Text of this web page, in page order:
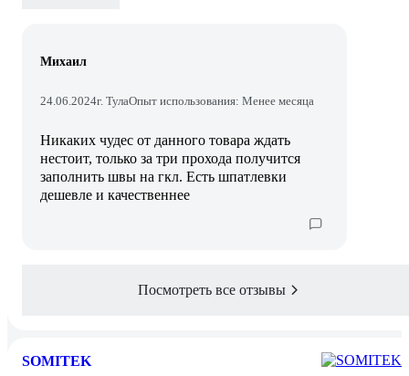
Михаил
24.06.2024г. ТулаОпыт использования: Менее месяца
Никаких чудес от данного товара ждать
нестоит, только за три прохода получится
заполнить швы на гкл. Есть шпатлевки
дешевле и качественнее
Посмотреть все отзывы
SOMITEK